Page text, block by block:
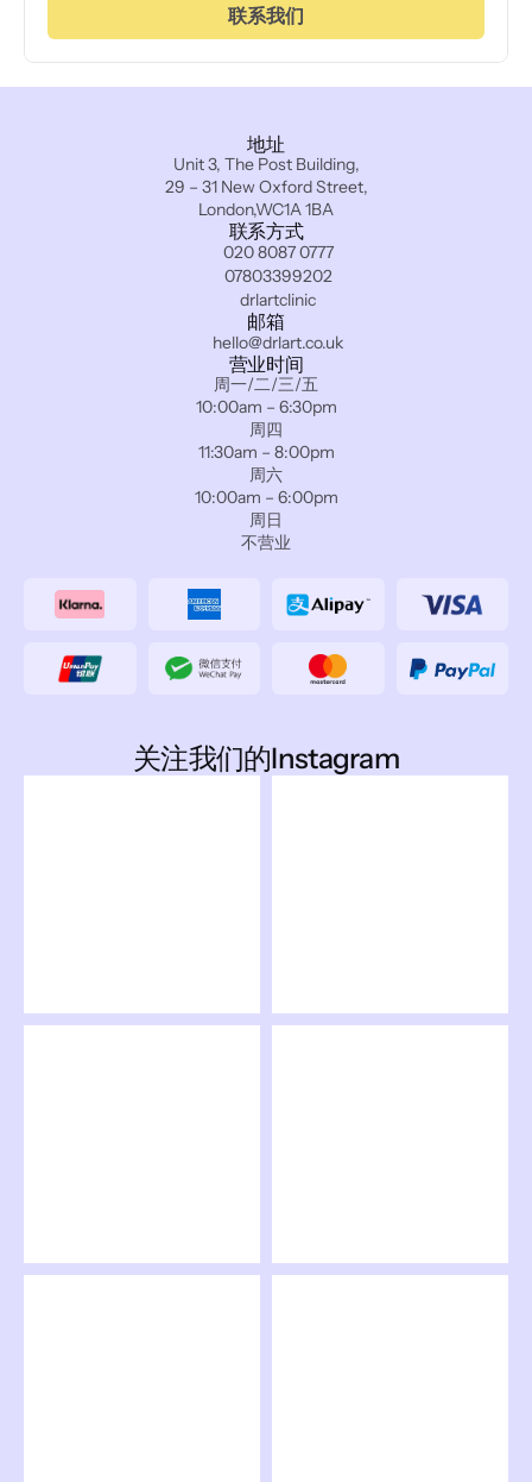
联系我们
地址
Unit 3, The Post Building,
29 – 31 New Oxford Street,
London,WC1A 1BA
联系方式
020 8087 0777
07803399202
drlartclinic
邮箱
hello@drlart.co.uk
营业时间
周一/二/三/五
10:00am – 6:30pm
周四
11:30am – 8:00pm
周六
10:00am – 6:00pm
周日
不营业
关注我们的Instagram